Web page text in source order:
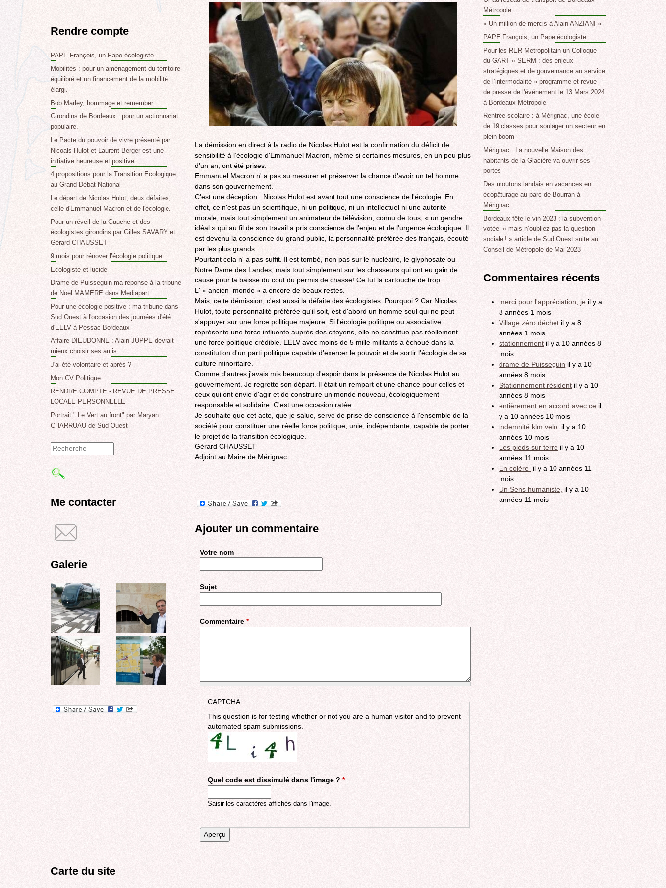
ROCADE VDO
La démission en direct à la radio de Nicolas Hulot est la confirmation du déficit de
sensibilité à l’écologie d'Emmanuel Macron, même si certaines mesures, en un peu plus
d'un an, ont été prises.
Emmanuel Macron n' a pas su mesurer et préserver la chance d'avoir un tel homme
dans son gouvernement.
C'est une déception : Nicolas Hulot est avant tout une conscience de l'écologie. En
effet, ce n'est pas un scientifique, ni un politique, ni un intellectuel ni une autorité
morale, mais tout simplement un animateur de télévision, connu de tous, « un gendre
idéal » qui au fil de son travail a pris conscience de l'enjeu et de l'urgence écologique. Il
est devenu la conscience du grand public, la personnalité préférée des français, écouté
par les plus grands.
Pourtant cela n' a pas suffit. Il est tombé, non pas sur le nucléaire, le glyphosate ou
Notre Dame des Landes, mais tout simplement sur les chasseurs qui ont eu gain de
cause pour la baisse du coût du permis de chasse! Ce fut la cartouche de trop.
L' « ancien monde » a encore de beaux restes.
Mais, cette démission, c'est aussi la défaite des écologistes. Pourquoi ? Car Nicolas
Hulot, toute personnalité préférée qu'il soit, est d'abord un homme seul qui ne peut
s'appuyer sur une force politique majeure. Si l'écologie politique ou associative
représente une force influente auprès des citoyens, elle ne constitue pas réellement
une force politique crédible. EELV avec moins de 5 mille militants a échoué dans la
constitution d'un parti politique capable d'exercer le pouvoir et de sortir l'écologie de sa
culture minoritaire.
Comme d'autres j'avais mis beaucoup d'espoir dans la présence de Nicolas Hulot au
gouvernement. Je regrette son départ. Il était un rempart et une chance pour celles et
ceux qui ont envie d'agir et de construire un monde nouveau, écologiquement
responsable et solidaire. C'est une occasion ratée.
Je souhaite que cet acte, que je salue, serve de prise de conscience à l'ensemble de la
société pour constituer une réelle force politique, unie, indépendante, capable de porter
le projet de la transition écologique.
Gérard CHAUSSET
Adjoint au Maire de Mérignac
Ajouter un commentaire
Votre nom
Sujet
Commentaire *
CAPTCHA
This question is for testing whether or not you are a human visitor and to prevent
automated spam submissions.
Quel code est dissimulé dans l'image ?*
Saisir les caractères affichés dans l'image.
Rendre compte
PAPE François, un Pape écologiste
Mobilités : pour un aménagement du territoire
équilibré et un financement de la mobilité
élargi.
Bob Marley, hommage et remember
Girondins de Bordeaux : pour un actionnariat
populaire.
Le Pacte du pouvoir de vivre présenté par
Nicoals Hulot et Laurent Berger est une
initiative heureuse et positive.
4 propositions pour la Transition Ecologique
au Grand Débat National
Le départ de Nicolas Hulot, deux défaites,
celle d'Emmanuel Macron et de l'écologie.
Pour un réveil de la Gauche et des
écologistes girondins par Gilles SAVARY et
Gérard CHAUSSET
9 mois pour rénover l’écologie politique
Ecologiste et lucide
Drame de Puisseguin ma reponse á la tribune
de Noel MAMERE dans Mediapart
Pour une écologie positive : ma tribune dans
Sud Ouest à l'occasion des journées d'été
d'EELV à Pessac Bordeaux
Affaire DIEUDONNE : Alain JUPPE devrait
mieux choisir ses amis
J'ai été volontaire et après ?
Mon CV Politique
RENDRE COMPTE - REVUE DE PRESSE
LOCALE PERSONNELLE
Portrait " Le Vert au front" par Maryan
CHARRUAU de Sud Ouest
Formulaire
de
Me contacter
Galerie
Métropole
« Un million de mercis à Alain ANZIANI »
PAPE François, un Pape écologiste
Pour les RER Metropolitain un Colloque
du GART « SERM : des enjeux
stratégiques et de gouvernance au service
de l’intermodalité » programme et revue
de presse de l'événement le 13 Mars 2024
à Bordeaux Métropole
Rentrée scolaire : à Mérignac, une école
de 19 classes pour soulager un secteur en
plein boom
Mérignac : La nouvelle Maison des
habitants de la Glacière va ouvrir ses
portes
Des moutons landais en vacances en
écopâturage au parc de Bourran à
Mérignac
Bordeaux fête le vin 2023 : la subvention
votée, « mais n’oubliez pas la question
sociale ! » article de Sud Ouest suite au
Conseil de Métropole de Mai 2023
Commentaires récents
merci pour l'appréciation, je il y a
8 années 1 mois
Village zéro déchet il y a 8
années 1 mois
stationnement il y a 10 années 8
mois
drame de Puisseguin il y a 10
années 8 mois
Stationnement résident il y a 10
années 8 mois
entièrement en accord avec ce il
y a 10 années 10 mois
indemnité klm velo il y a 10
années 10 mois
Les pieds sur terre il y a 10
années 11 mois
En colère il y a 10 années 11
mois
Un Sens humaniste, il y a 10
années 11 mois
Carte du site